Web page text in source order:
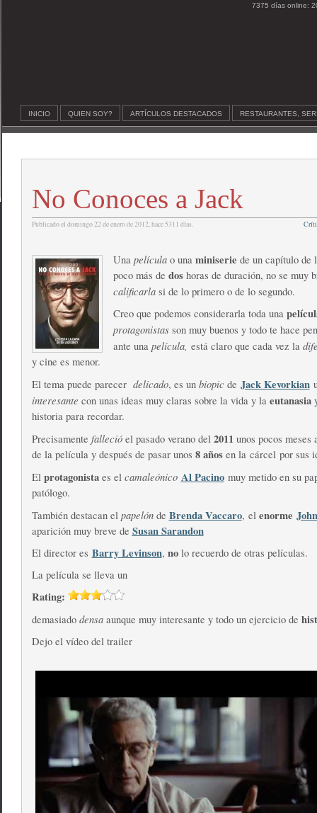
7375 días online:
INICIO QUIEN SOY? ARTÍCULOS DESTACADOS RESTAURANTES,
No Conoces a Jack
Publicado el domingo 22 de enero de 2012, hace 5311 días.
Una películao una miniserie de un capítulo de
poco más de doshoras de duración, no se muy
calificarlasi de lo primero o de lo segundo.
Creo que podemos considerarla toda una
protagonistasson muy buenos y todo te hace
ante una película, está claro que cada vez la
y cine es menor.
El tema puede parecer delicado, es un biopic de Jack Kevorkian
interesante con unas ideas muy claras sobre la vida y la eutanasia
historia para recordar.
Precisamente fallecióel pasado verano del 2011unos pocos meses
de la película y después de pasar unos 8 añosen la cárcel por sus
El protagonistaes el camaleónico Al Pacinomuy metido en su
patólogo.
También destacan el papelónde Brenda Vaccaro, el enorme
aparición muy breve de Susan Sarandon
El director es Barry Levinson, nolo recuerdo de otras películas.
La película se lleva un
Rating:
demasiado densaaunque muy interesante y todo un ejercicio de
Dejo el vídeo del trailer